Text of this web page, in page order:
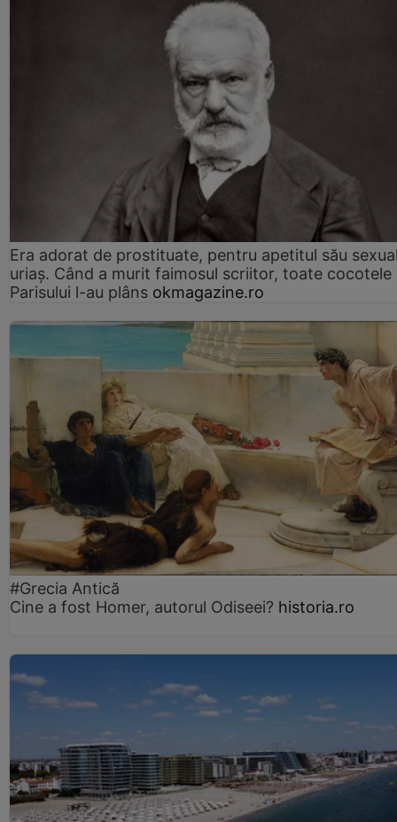
Era adorat de prostituate, pentru apetitul său
uriaș. Când a murit faimosul scriitor, toate cocotele
Parisului l-au plâns okmagazine.ro
#Grecia Antică
Cine a fost Homer, autorul Odiseei? historia.ro